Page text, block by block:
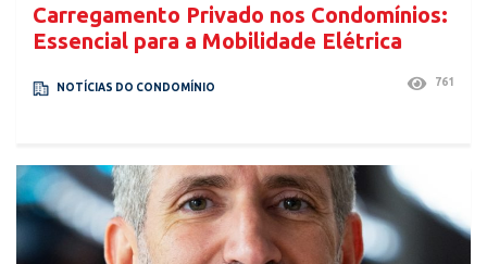
Carregamento Privado nos Condomínios:
Essencial para a Mobilidade Elétrica
NOTÍCIAS DO CONDOMÍNIO 761